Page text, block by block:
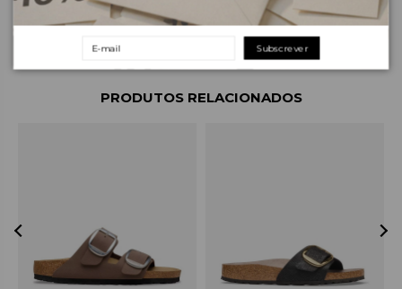
Devoluções e trocas
PRODUTOS RELACIONADOS
Subscrever